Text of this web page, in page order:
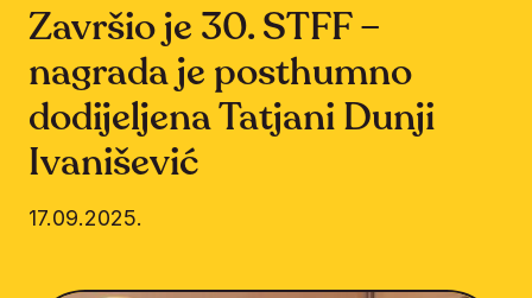
Završio je 30. STFF –
nagrada je posthumno
dodijeljena Tatjani Dunji
Ivanišević
17.09.2025.